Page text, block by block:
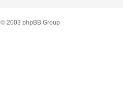
© 2003 phpBB Group